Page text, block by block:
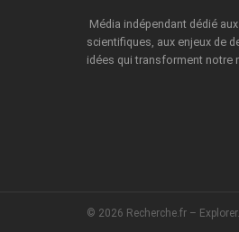
Média indépendant dédié
scientifiques, aux enjeux de
idées qui transforment notre
© 2026 Recherche.fr –